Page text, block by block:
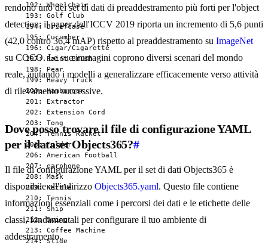
  192: Wheelchair
  193: Golf Club
  194: Briefcase
  195: Cucumber
  196: Cigar/Cigarette
  197: Paint Brush
  198: Pear
  199: Heavy Truck
  200: Hamburger
  201: Extractor
  202: Extension Cord
  203: Tong
  204: Tennis Racket
  205: Folder
  206: American Football
  207: earphone
  208: Mask
  209: Kettle
  210: Tennis
  211: Ship
  212: Swing
  213: Coffee Machine
  214: Slide
rendono uno dei set di dati di preaddestramento più forti per l'object
detection: il paper dell'ICCV 2019 riporta un incremento di 5,6 punti
(42,0 contro 36,4 mAP) rispetto al preaddestramento su ImageNet
su COCO. Le sue immagini coprono diversi scenari del mondo
reale, aiutando i modelli a generalizzare efficacemente verso attività
di rilevamento successive.
Dove posso trovare il file di configurazione YAML
per il dataset Objects365?#
Il file di configurazione YAML per il set di dati Objects365 è
disponibile all'indirizzo Objects365.yaml. Questo file contiene
informazioni essenziali come i percorsi dei dati e le etichette delle
classi, fondamentali per configurare il tuo ambiente di
addestramento.